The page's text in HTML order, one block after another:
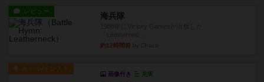
レビュー 海兵隊
約12時間前
ルール/インスト
画像付き 充実